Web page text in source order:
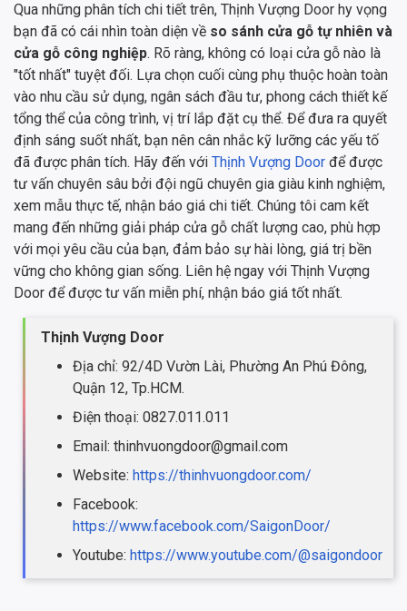
Qua những phân tích chi tiết trên, Thịnh Vượng Door hy vọng
bạn đã có cái nhìn toàn diện về so sánh cửa gỗ tự nhiên và
cửa gỗ công nghiệp. Rõ ràng, không có loại cửa gỗ nào là
"tốt nhất" tuyệt đối. Lựa chọn cuối cùng phụ thuộc hoàn toàn
vào nhu cầu sử dụng, ngân sách đầu tư, phong cách thiết kế
tổng thể của công trình, vị trí lắp đặt cụ thể. Để đưa ra quyết
định sáng suốt nhất, bạn nên cân nhắc kỹ lưỡng các yếu tố
đã được phân tích. Hãy đến với Thịnh Vượng Door để được
tư vấn chuyên sâu bởi đội ngũ chuyên gia giàu kinh nghiệm,
xem mẫu thực tế, nhận báo giá chi tiết. Chúng tôi cam kết
mang đến những giải pháp cửa gỗ chất lượng cao, phù hợp
với mọi yêu cầu của bạn, đảm bảo sự hài lòng, giá trị bền
vững cho không gian sống. Liên hệ ngay với Thịnh Vượng
Door để được tư vấn miễn phí, nhận báo giá tốt nhất.
Thịnh Vượng Door
Địa chỉ: 92/4D Vườn Lài, Phường An Phú Đông,
Quận 12, Tp.HCM.
Điện thoại: 0827.011.011
Email: thinhvuongdoor@gmail.com
Website: https://thinhvuongdoor.com/
Facebook:
https://www.facebook.com/SaigonDoor/
Youtube: https://www.youtube.com/@saigondoor